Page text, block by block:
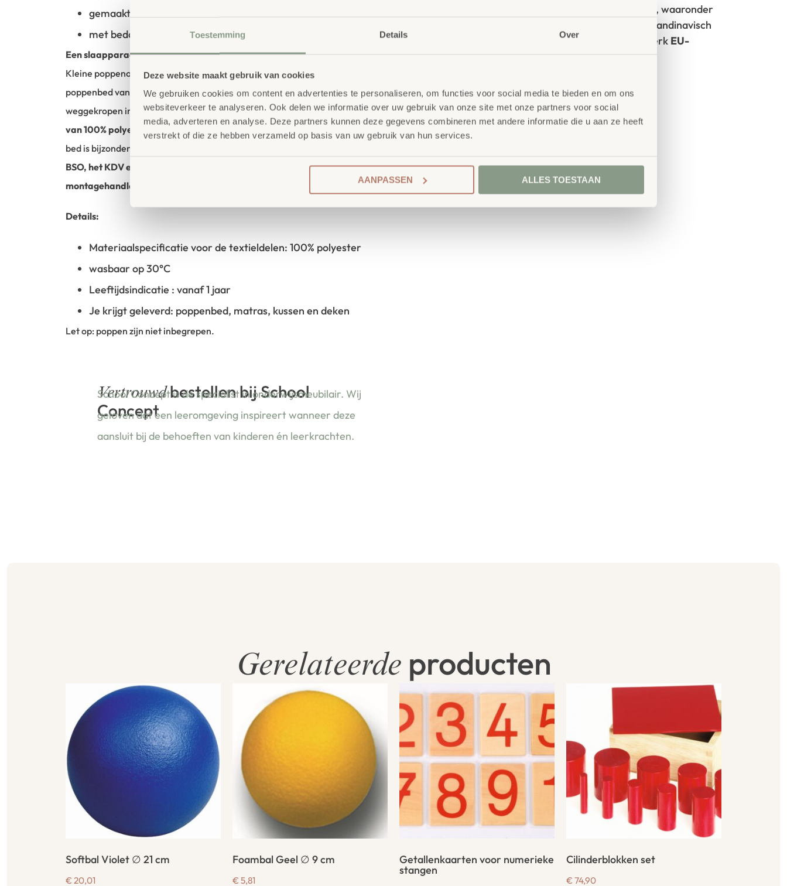
Toestemming Details Over
Deze website maakt gebruik van cookies
We gebruiken cookies om content en advertenties te personaliseren, om functies voor social media te bieden en om ons
websiteverkeer te analyseren. Ook delen we informatie over uw gebruik van onze site met onze partners voor social
media, adverteren en analyse. Deze partners kunnen deze gegevens combineren met andere informatie die u aan ze heeft
verstrekt of die ze hebben verzameld op basis van uw gebruik van hun services.
AANPASSEN ALLES TOESTAAN
gemaakt van robuust beukenhout
met beddengoed van 100% polyester
Een slaapparadijs voor poppen
Kleine poppenouders zullen blij zijn! Met plezier leggen ze hun poppen in dit
poppenbed van
robuust, wit beukenhout voor hun middagdutje. Lekker
weggekropen in hetmeegeleverde beddengoed (matras, kussen en deken)
van 100% polyester
, slapen de poppen ( tot 48 cm
) gegarandeerd goed! Het
bed is bijzonder stabiel en
BSO, het KDV en crèches.
geïllustreerde
montagehandleiding
Details:
Materiaalspecificatie voor de textieldelen: 100% polyester
wasbaar op 30°C
Leeftijdsindicatie : vanaf 1 jaar
Je krijgt geleverd: poppenbed, matras, kussen en deken
Let op: poppen zijn niet inbegrepen.
Vertrouwdbestellen bij School
Concept
School Concept is de specialist in onderwijsmeubilair. Wij
geloven dat een leeromgeving inspireert wanneer deze
aansluit bij de behoeften van kinderen én leerkrachten.
: wij werken met circulaire producten, waaronder
-gecertificeerd Scandinavisch
hout. Daarnaast zelfs voorzien van het milieukeurmerk EU-
SKU 760491
Gerelateerde producten
Softbal Violet ∅ 21 cm
€ 20,01
Foambal Geel ∅ 9 cm
€ 5,81
Getallenkaarten voor numerieke
stangen
Cilinderblokken set
€ 74,90